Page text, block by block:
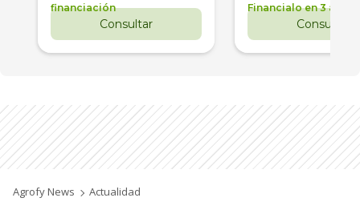
financiación
Consultar
Financialo en 3 años
Consultar
Agrofy News Actualidad